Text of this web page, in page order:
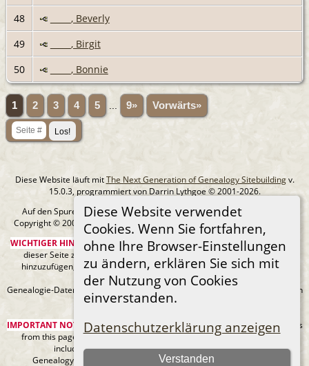
Diese Website verwendet
Cookies. Wenn Sie fortfahren,
ohne Ihre Browser-Einstellungen
zu ändern, erklären Sie sich mit
der Nutzung von Cookies
einverstanden.
Datenschutzerklärung anzeigen
Verstanden
48
_____, Beverly
49
_____, Birgit
50
_____, Bonnie
1 2 3 4 5 9» Vorwärts»
Diese Website läuft mitThe Next Generation of Genealogy Sitebuildingv.
15.0.3, programmiert von Darrin Lythgoe © 2001-2026.
Auf den Spuren meiner Ahnen - erstellt und betreut vonMichael Klein
Copyright © 2005-2026 Alle Rechte vorbehalten. |
Datenschutzerklärung
WICHTIGER HINWEIS:Sie sind nicht berechtigt, diese Seite oder Bilder von
dieser Seite zu Ancestry.com oder anderen kommerziellen Websites
hinzuzufügen, ohne mein Urheberrecht und einen URL-Link zu meiner
Website anzugeben.
Genealogie-Daten können sich jederzeit ändern, wenn neue Fakten gefunden
werden.
IMPORTANT NOTICE:You are not authorized to add this page or any images
from this page to Ancestry.com or any other commercial sites without
including my copyright and a URL link to my web site.
Genealogy data can always be changing as new facts are found.